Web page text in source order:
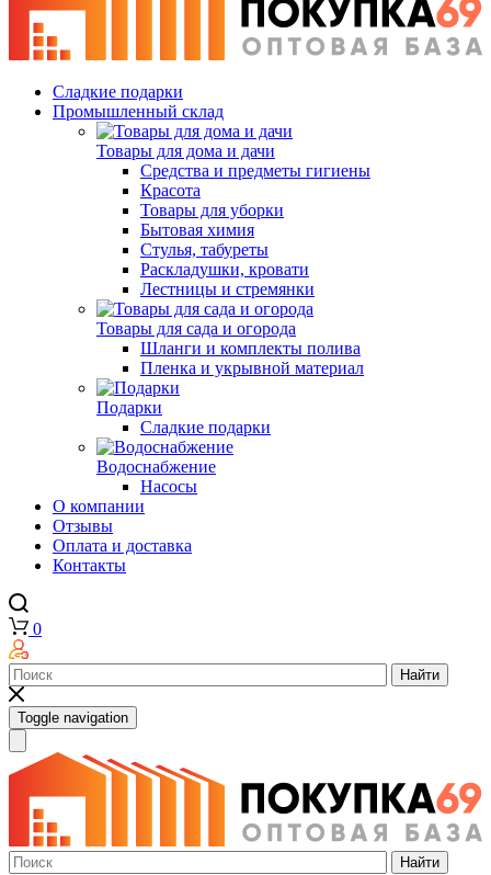
Сладкие подарки
Промышленный склад
Товары для дома и дачи
Средства и предметы гигиены
Красота
Товары для уборки
Бытовая химия
Стулья, табуреты
Раскладушки, кровати
Лестницы и стремянки
Товары для сада и огорода
Шланги и комплекты полива
Пленка и укрывной материал
Подарки
Cладкие подарки
Водоснабжение
Насосы
О компании
Отзывы
Оплата и доставка
Контакты
0
Найти
Toggle navigation
Найти